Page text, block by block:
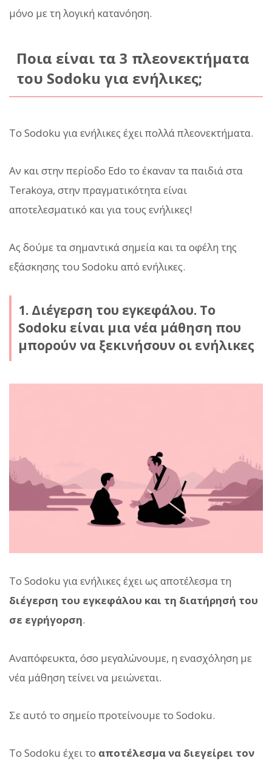
μόνο με τη λογική κατανόηση.
Ποια είναι τα 3 πλεονεκτήματα
του Sodoku για ενήλικες;
Το Sodoku για ενήλικες έχει πολλά πλεονεκτήματα.
Αν και στην περίοδο Edo το έκαναν τα παιδιά στα
Terakoya, στην πραγματικότητα είναι
αποτελεσματικό και για τους ενήλικες!
Ας δούμε τα σημαντικά σημεία και τα οφέλη της
εξάσκησης του Sodoku από ενήλικες.
1. Διέγερση του εγκεφάλου. Το
Sodoku είναι μια νέα μάθηση που
μπορούν να ξεκινήσουν οι ενήλικες
Το Sodoku για ενήλικες έχει ως αποτέλεσμα τη
διέγερση του εγκεφάλου και τη διατήρησή του
σε εγρήγορση.
Αναπόφευκτα, όσο μεγαλώνουμε, η ενασχόληση με
νέα μάθηση τείνει να μειώνεται.
Σε αυτό το σημείο προτείνουμε το Sodoku.
Το Sodoku έχει το αποτέλεσμα να διεγείρει τον